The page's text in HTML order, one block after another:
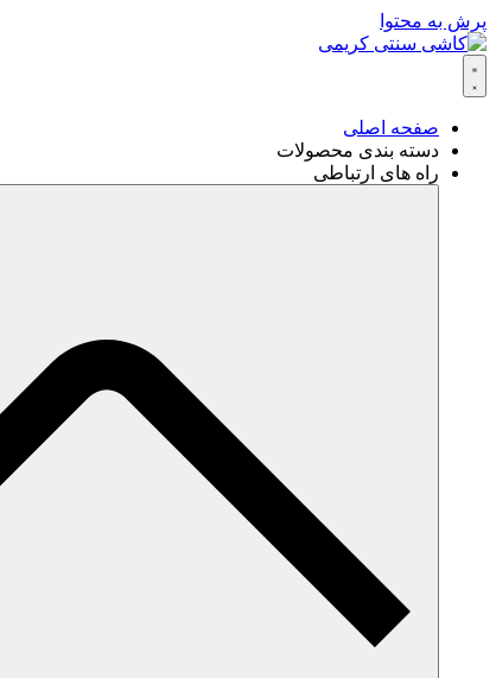
پرش به محتوا
صفحه اصلی
دسته بندی محصولات
راه های ارتباطی